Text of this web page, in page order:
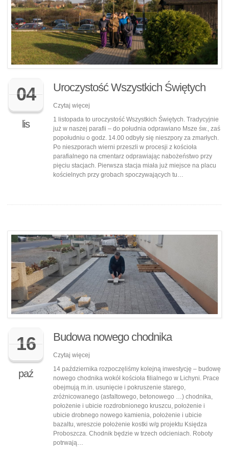
04
lis
Uroczystość Wszystkich Świętych
Czytaj więcej
1 listopada to uroczystość Wszystkich Świętych. Tradycyjnie
już w naszej parafii – do południa odprawiano Msze św., zaś
popołudniu o godz. 14.00 odbyły się nieszpory za zmarłych.
Po nieszporach wierni przeszli w procesji z kościoła
parafialnego na cmentarz odprawiając nabożeństwo przy
pięciu stacjach. Pierwsza stacja miała już miejsce na placu
kościelnych przy grobach spoczywających tu…
16
paź
Budowa nowego chodnika
Czytaj więcej
14 października rozpoczęliśmy kolejną inwestycję – budowę
nowego chodnika wokół kościoła filialnego w Lichyni. Prace
obejmują m.in. usunięcie i pokruszenie starego,
zróżnicowanego (asfaltowego, betonowego …) chodnika,
położenie i ubicie rozdrobnionego kruszcu, położenie i
ubicie drobnego nowego kamienia, położenie i ubicie
bazaltu, wreszcie położenie kostki w/g projektu Księdza
Proboszcza. Chodnik będzie w trzech odcieniach. Roboty
potrwają…